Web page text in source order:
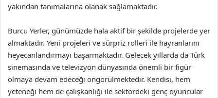
yakından tanımalarına olanak sağlamaktadır.
Burcu Yerler, günümüzde hala aktif bir şekilde projelerde yer
almaktadır. Yeni projeleri ve sürpriz rolleri ile hayranlarını
heyecanlandırmayı başarmaktadır. Gelecek yıllarda da Türk
sinemasında ve televizyon dünyasında önemli bir figür
olmaya devam edeceği öngörülmektedir. Kendisi, hem
yeteneği hem de çalışkanlığı ile sektördeki genç oyuncular